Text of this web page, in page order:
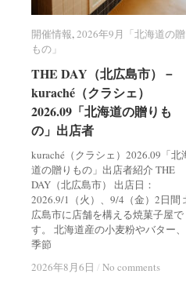
開催情報,2026年9月「北海道の贈
もの」
THE DAY（北広島市）－
kuraché（クラシェ）
2026.09「北海道の贈りも
の」出店者
kuraché（クラシェ）2026.09「北
道の贈りもの」出店者紹介 THE
DAY（北広島市） 出店日：
2026.9/1（火）、9/4（金）2日間
広島市に店舗を構える焼菓子屋で
す。 北海道産の小麦粉やバター、
季節
2026年8月6日 / No comments
開催情報 2026年9月「北海道の贈
もの」
THE DAY（北広島市）－
kuraché（クラシェ）
2026.09「北海道の贈りも
の」出店者
2026年8月6日 / No comments